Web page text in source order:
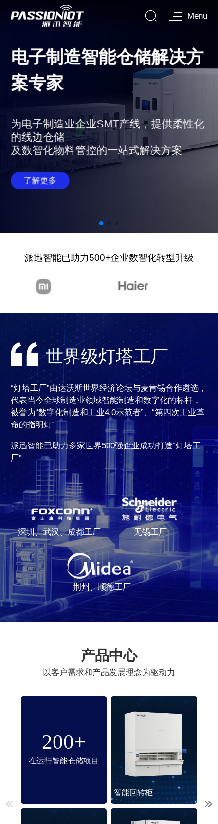
Menu
电子制造智能仓储解决方
案专家
为电子制造业企业SMT产线，提供柔性化
的线边仓储
及数智化物料管控的一站式解决方案
了解更多
派迅智能已助力500+企业数智化转型升级
世界级灯塔工厂
“灯塔工厂”由达沃斯世界经济论坛与麦肯锡合作遴选，
代表当今全球制造业领域智能制造和数字化的标杆，
被誉为“数字化制造和工业4.0示范者”、“第四次工业革
命的指明灯”
派迅智能已助力多家世界500强企业成功打造“灯塔工
厂”
深圳、武汉、成都工厂 无锡工厂
荆州、顺德工厂
产品中心
以客户需求和产品发展理念为驱动力
200+
在运行智能仓储项目
智能回转柜